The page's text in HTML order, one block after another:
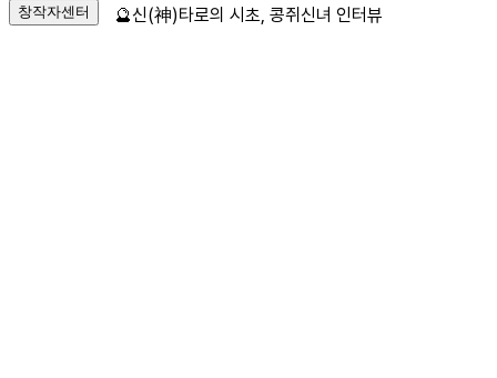
창작자센터 🔮신(神)타로의 시초, 콩쥐신녀 인터뷰